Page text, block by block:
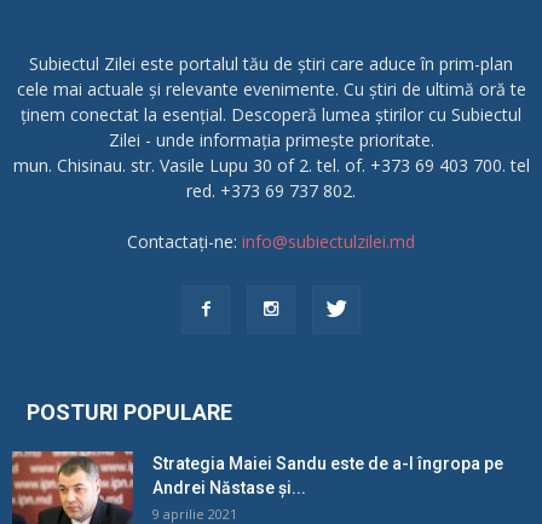
Subiectul Zilei este portalul tău de știri care aduce în prim-plan
cele mai actuale și relevante evenimente. Cu știri de ultimă oră te
ținem conectat la esențial. Descoperă lumea știrilor cu Subiectul
Zilei - unde informația primește prioritate.
mun. Chisinau. str. Vasile Lupu 30 of 2. tel. of. +373 69 403 700. tel
red. +373 69 737 802.
Contactați-ne: info@subiectulzilei.md
POSTURI POPULARE
Strategia Maiei Sandu este de a-l îngropa pe
Andrei Năstase și...
9 aprilie 2021